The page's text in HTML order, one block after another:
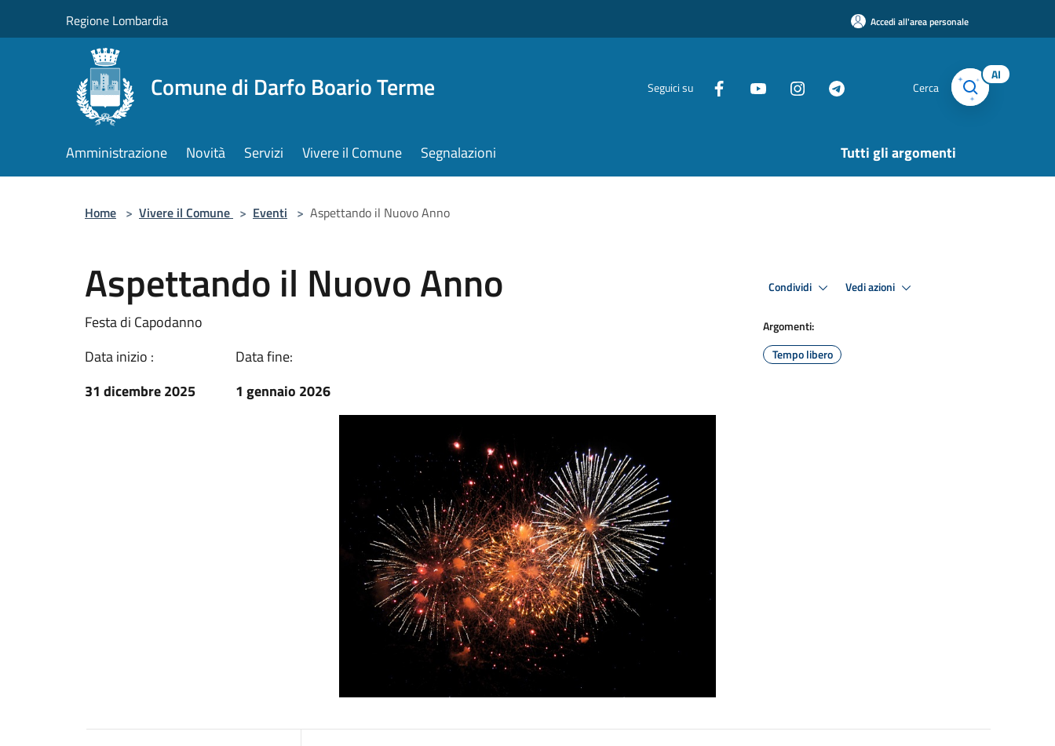
Regione Lombardia Accedi all'area personale
Comune di Darfo Boario Terme Seguici su Cerca
AI
Amministrazione Novità Servizi Vivere il Comune Segnalazioni Tutti gli argomenti
Home > Vivere il Comune > Eventi > Aspettando il Nuovo Anno
Aspettando il Nuovo Anno
Festa di Capodanno
Data inizio :
31 dicembre 2025
Data fine:
1 gennaio 2026
Condividi Vedi azioni
Argomenti:
Tempo libero